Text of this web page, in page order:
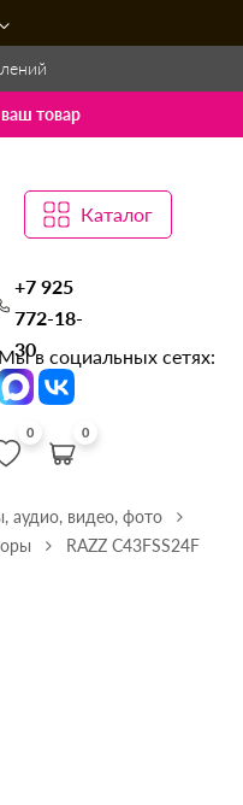
товар
Каталог
+7 925
772-18-
30
Мы в социальных сетях:
0 0
аудио, видео, фото
RAZZ C43FSS24F